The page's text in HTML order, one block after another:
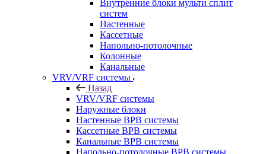
Внутренние блоки мульти сплит
систем
Настенные
Кассетные
Напольно-потолочные
Колонные
Канальные
VRV/VRF системы
Назад
VRV/VRF системы
Наружные блоки
Настенные ВРВ системы
Кассетные ВРВ системы
Канальные ВРВ системы
Напольно-потолочные ВРВ системы